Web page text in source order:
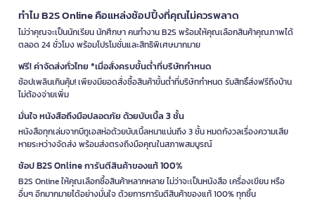
ทำไม B2S Online คือแหล่งช้อปปิ้งที่คุณไม่ควรพลาด
ไม่ว่าคุณจะเป็นนักเรียน นักศึกษา คนทำงาน B2S พร้อมให้คุณเลือกสินค้าคุณภาพได้
ตลอด 24 ชั่วโมง พร้อมโปรโมชั่นและสิทธิพิเศษมากมาย
ฟรี! ค่าจัดส่งทั่วไทย *เมื่อสั่งครบขั้นต่ำที่บริษัทกำหนด
ช้อปเพลินเกินคุ้ม! เพียงมียอดสั่งซื้อสินค้าขั้นต่ำที่บริษัทกำหนด รับสิทธิ์ส่งฟรีถึงบ้าน
ไม่ต้องจ่ายเพิ่ม
มั่นใจ หนังสือถึงมือปลอดภัย ด้วยบับเบิ้ล 3 ชั้น
หนังสือทุกเล่มจากบีทูเอสห่อด้วยบับเบิ้ลหนาแน่นถึง 3 ชั้น หมดกังวลเรื่องความเสีย
หายระหว่างจัดส่ง พร้อมส่งตรงถึงมือคุณในสภาพสมบูรณ์
ช้อป B2S Online การันตีสินค้าของแท้ 100%
B2S Online ให้คุณเลือกซื้อสินค้าหลากหลาย ไม่ว่าจะเป็นหนังสือ เครื่องเขียน หรือ
อื่นๆ อีกมากมายได้อย่างมั่นใจ ด้วยการการันตีสินค้าของแท้ 100% ทุกชิ้น